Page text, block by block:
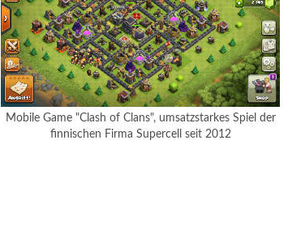
Mobile Game "Clash of Clans", umsatzstarkes Spiel der
finnischen Firma Supercell seit 2012